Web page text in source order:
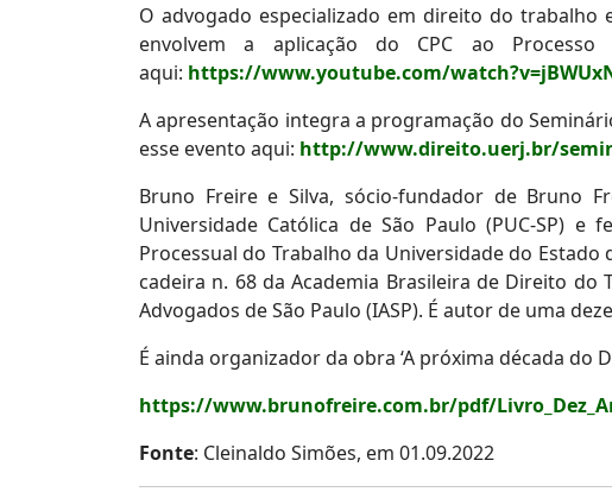
O advogado especializado em direito do trabalho
envolvem a aplicação do CPC ao
aqui: https://www.youtube.com/
A apresentação integra a programação do
esse evento aqui: http://www.direito.uerj.br/
Bruno Freire e Silva, sócio-fundador de Bruno
Universidade Católica de São Paulo (PUC-SP) e
Processual do Trabalho da Universidade do
cadeira n. 68 da Academia Brasileira de Direito
Advogados de São Paulo (IASP). É autor de uma
É ainda organizador da obra ‘A próxima década do
https://www.brunofreire.com.br/pdf/
Fonte: Cleinaldo Simões, em 01.09.2022